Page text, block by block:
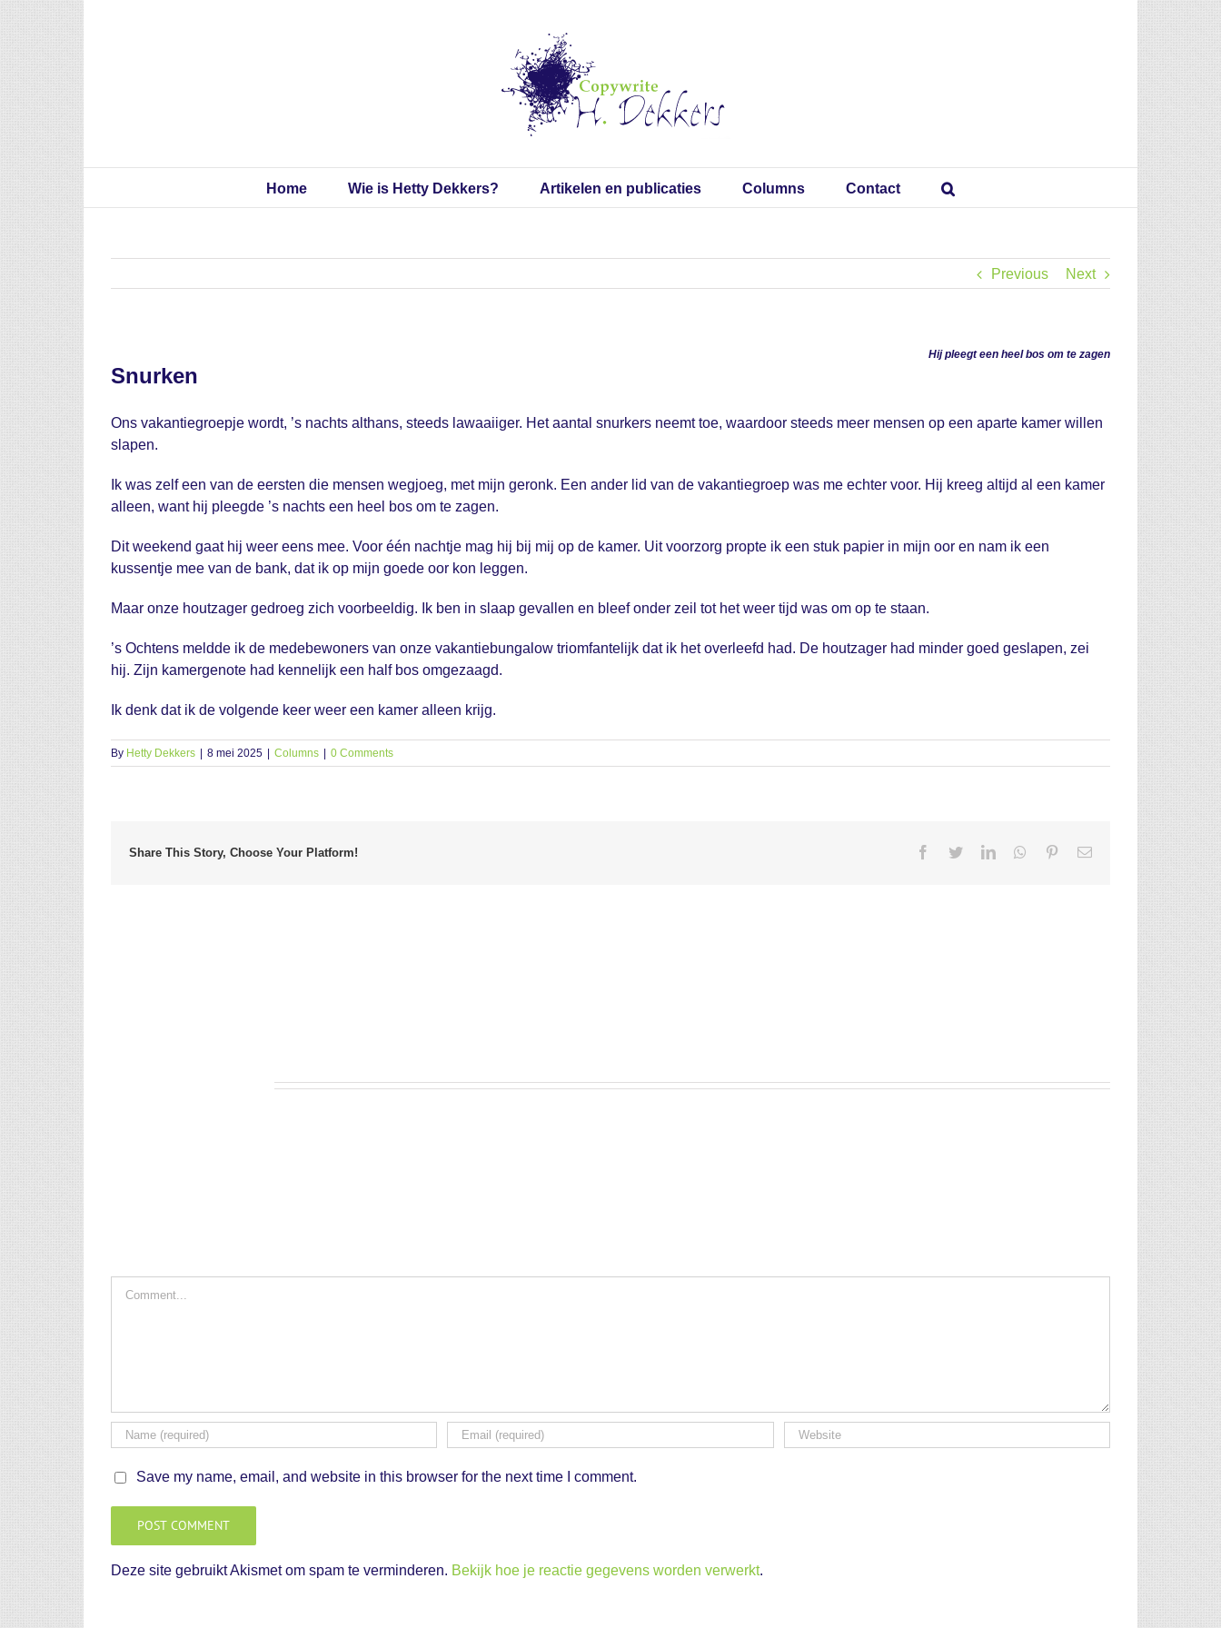
Home Wie is Hetty Dekkers? Artikelen en publicaties Columns Contact
Previous Next
Hij pleegt een heel bos om te zagen
Snurken
Ons vakantiegroepje wordt, ’s nachts althans, steeds lawaaiiger. Het aantal snurkers neemt toe, waardoor steeds meer mensen op een aparte kamer willen
slapen.
Ik was zelf een van de eersten die mensen wegjoeg, met mijn geronk. Een ander lid van de vakantiegroep was me echter voor. Hij kreeg altijd al een kamer
alleen, want hij pleegde ’s nachts een heel bos om te zagen.
Dit weekend gaat hij weer eens mee. Voor één nachtje mag hij bij mij op de kamer. Uit voorzorg propte ik een stuk papier in mijn oor en nam ik een
kussentje mee van de bank, dat ik op mijn goede oor kon leggen.
Maar onze houtzager gedroeg zich voorbeeldig. Ik ben in slaap gevallen en bleef onder zeil tot het weer tijd was om op te staan.
’s Ochtens meldde ik de medebewoners van onze vakantiebungalow triomfantelijk dat ik het overleefd had. De houtzager had minder goed geslapen, zei
hij. Zijn kamergenote had kennelijk een half bos omgezaagd.
Ik denk dat ik de volgende keer weer een kamer alleen krijg.
By Hetty Dekkers 8 mei 2025 Columns 0 Comments
Share This Story, Choose Your Platform! Facebook
TwitterLinkedInWhatsappPinterestEmail
Save my name, email, and website in this browser for the next time I comment.
Deze site gebruikt Akismet om spam te verminderen. Bekijk hoe je reactie gegevens worden verwerkt.